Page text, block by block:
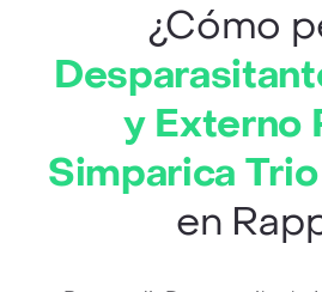
¿Cómo
y Externo
Simparica
en